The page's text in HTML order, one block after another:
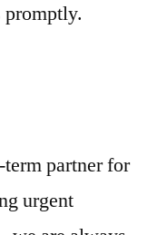
partner for
urgent